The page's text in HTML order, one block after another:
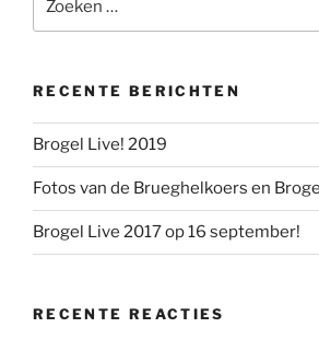
naar:
RECENTE BERICHTEN
Brogel Live! 2019
Fotos van de Brueghelkoers en
Brogel Live 2017 op 16 september!
RECENTE REACTIES